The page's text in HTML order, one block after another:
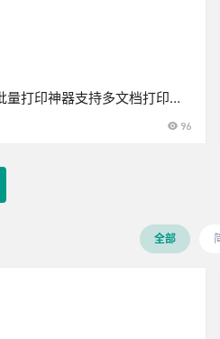
量打印神器支持多文档打印多
的批量打印插件
96
全部